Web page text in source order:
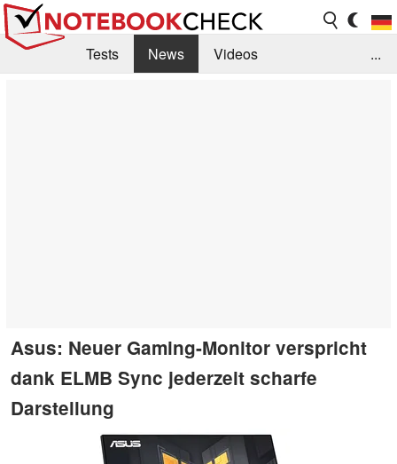
Tests News
Videos
...
Asus: Neuer Gaming-Monitor verspricht
dank ELMB Sync jederzeit scharfe
Darstellung